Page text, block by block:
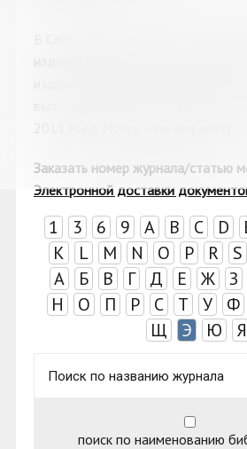
Заказать номер журнала/статью
Электронной доставки
1 3 6 9 A B C D
K
L M N O P R S
А
Б В Г Д Е Ж З
Н
О П Р С Т У Ф
Щ
Э Ю Я
поиск по наименованию